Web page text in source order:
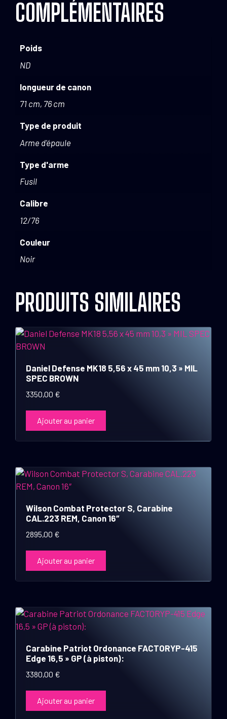
COMPLÉMENTAIRES
Poids
ND
longueur de canon
71 cm, 76 cm
Type de produit
Arme d'épaule
Type d'arme
Fusil
Calibre
12/76
Couleur
Noir
PRODUITS SIMILAIRES
Daniel Defense MK18 5,56 x 45 mm 10,3 » MIL
SPEC BROWN
3350,00 €
Ajouter au panier
Wilson Combat Protector S, Carabine
CAL.223 REM, Canon 16″
2895,00 €
Ajouter au panier
Carabine Patriot Ordonance FACTORYP-415
Edge 16,5 » GP (à piston):
3380,00 €
Ajouter au panier